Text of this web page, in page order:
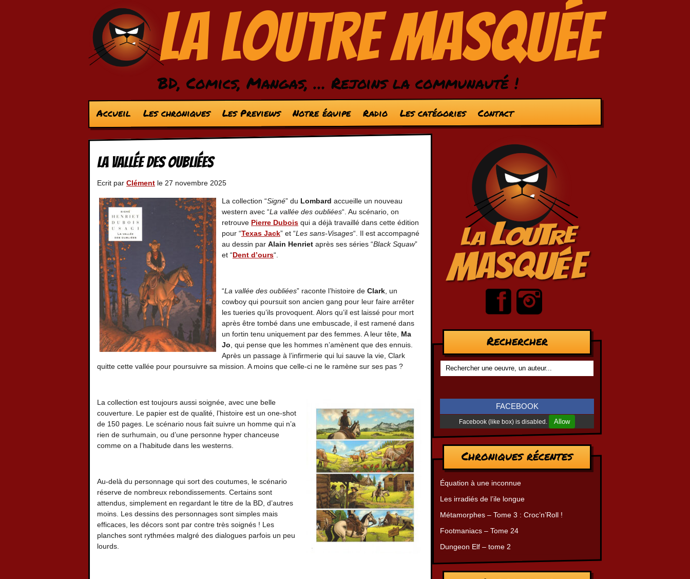
La Loutre Masquée
BD, Comics, Mangas, … Rejoins la communauté !
Accueil Les chroniques Les Previews Notre équipe Radio Les catégories Contact
La vallée des oubliées
Ecrit par Clément le 27 novembre 2025
La collection “Signé” du Lombard accueille un nouveau
western avec “La vallée des oubliées“. Au scénario, on
retrouve Pierre Dubois qui a déjà travaillé dans cette édition
pour “Texas Jack” et “Les sans-Visages“. Il est accompagné
au dessin par Alain Henriet après ses séries “Black Squaw”
et “Dent d’ours“.
“La vallée des oubliées” raconte l’histoire de Clark , un
cowboy qui poursuit son ancien gang pour leur faire arrêter
les tueries qu’ils provoquent. Alors qu’il est laissé pour mort
après être tombé dans une embuscade, il est ramené dans
un fortin tenu uniquement par des femmes. A leur tête, Ma
Jo , qui pense que les hommes n’amènent que des ennuis.
Après un passage à l’infirmerie qui lui sauve la vie, Clark
quitte cette vallée pour poursuivre sa mission. A moins que celle-ci ne le ramène sur ses pas ?
La collection est toujours aussi soignée, avec une belle
couverture. Le papier est de qualité, l’histoire est un one-shot
de 150 pages. Le scénario nous fait suivre un homme qui n’a
rien de surhumain, ou d’une personne hyper chanceuse
comme on a l’habitude dans les westerns.
Au-delà du personnage qui sort des coutumes, le scénario
réserve de nombreux rebondissements. Certains sont
attendus, simplement en regardant le titre de la BD, d’autres
moins. Les dessins des personnages sont simples mais
efficaces, les décors sont par contre très soignés ! Les
planches sont rythmées malgré des dialogues parfois un peu
lourds.
Rechercher
FACEBOOK
Facebook (like box) is disabled. Allow
Chroniques récentes
Équation à une inconnue
Les irradiés de l’ile longue
Métamorphes – Tome 3 : Croc’n’Roll !
Footmaniacs – Tome 24
Dungeon Elf – tome 2